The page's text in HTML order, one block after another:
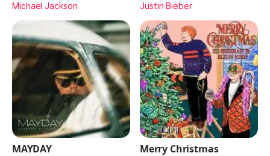
Michael Jackson Justin Bieber
MAYDAY Merry Christmas